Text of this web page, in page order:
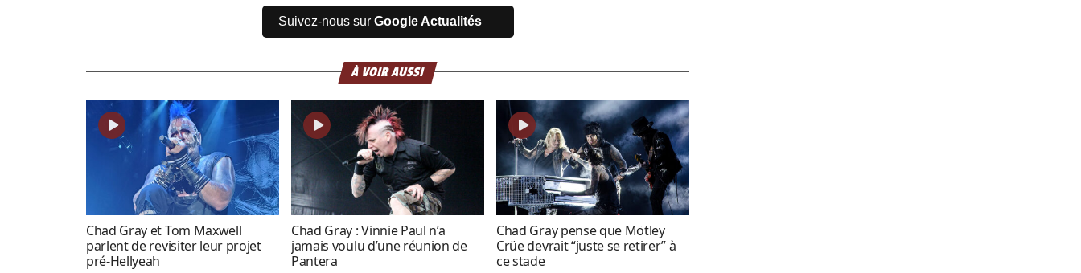
Suivez-nous sur Google Actualités
À VOIR AUSSI
Chad Gray et Tom Maxwell
parlent de revisiter leur projet
pré-Hellyeah
Chad Gray : Vinnie Paul n’a
jamais voulu d’une réunion de
Pantera
Chad Gray pense que Mötley
Crüe devrait “juste se retirer” à
ce stade